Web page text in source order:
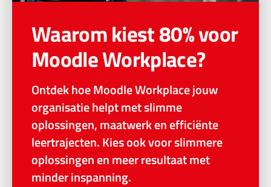
Waarom kiest 80% voor
Moodle Workplace?
Ontdek hoe Moodle Workplace jouw
organisatie helpt met slimme
oplossingen, maatwerk en efficiënte
leertrajecten. Kies ook voor slimmere
oplossingen en meer resultaat met
minder inspanning.